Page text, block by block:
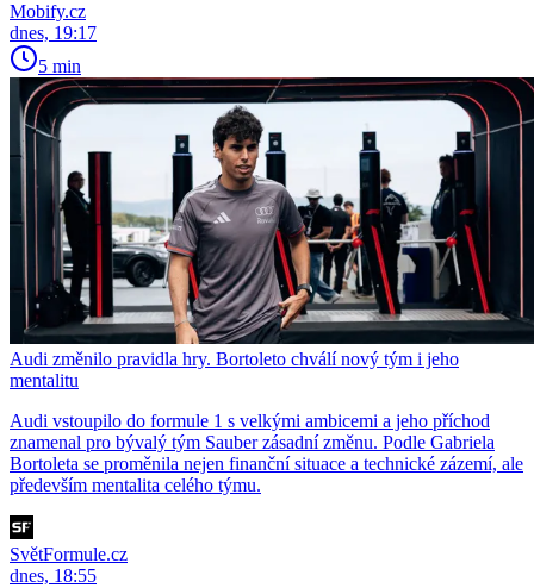
Mobify.cz
dnes, 19:17
5 min
Audi změnilo pravidla hry. Bortoleto chválí nový tým i jeho
mentalitu
Audi vstoupilo do formule 1 s velkými ambicemi a jeho příchod
znamenal pro bývalý tým Sauber zásadní změnu. Podle Gabriela
Bortoleta se proměnila nejen finanční situace a technické zázemí, ale
především mentalita celého týmu.
SvětFormule.cz
dnes, 18:55